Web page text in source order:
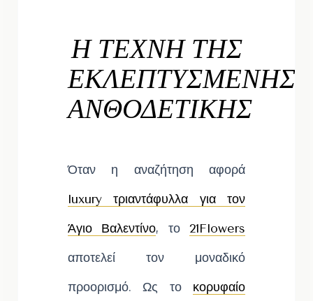
Η ΤΕΧΝΗ ΤΗΣ
ΕΚΛΕΠΤΥΣΜΕΝΗΣ
ΑΝΘΟΔΕΤΙΚΗΣ
Όταν η αναζήτηση αφορά
luxury τριαντάφυλλα για τον
Άγιο Βαλεντίνο, το 21Flowers
αποτελεί τον μοναδικό
προορισμό. Ως το κορυφαίο